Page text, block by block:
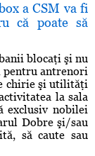
a CSM va fi
că poate să
blocaţi şi nu
pentru antrenori
chirie şi utilităţi
la sala
exclusiv nobilei
Dobre şi/sau
să caute sau